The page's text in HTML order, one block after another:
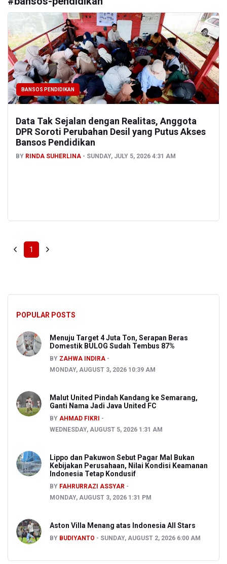
BANSOS PENDIDIKAN
Data Tak Sejalan dengan Realitas, Anggota
DPR Soroti Perubahan Desil yang Putus Akses
Bansos Pendidikan
BY RINDA SUHERLINA SUNDAY, JULY 5, 2026 4:31 AM
1
POPULAR POSTS
Menuju Target 4 Juta Ton, Serapan Beras
Domestik BULOG Sudah Tembus 87%
BY ZAHWA INDIRA
MONDAY, AUGUST 3, 2026 10:39 AM
Malut United Pindah Kandang ke Semarang,
Ganti Nama Jadi Java United FC
BY AHMAD FIKRI
WEDNESDAY, AUGUST 5, 2026 1:31 AM
Lippo dan Pakuwon Sebut Pagar Mal Bukan
Kebijakan Perusahaan, Nilai Kondisi Keamanan
Indonesia Tetap Kondusif
BY FAHRURRAZI ASSYAR
MONDAY, AUGUST 3, 2026 1:31 PM
Aston Villa Menang atas Indonesia All Stars
BY BUDIYANTO SUNDAY, AUGUST 2, 2026 6:00 AM